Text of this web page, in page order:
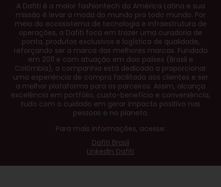
A Dafiti é a maior fashiontech da América Latina e sua
missão é levar a moda do mundo pra todo mundo. Por
meio do ecossistema de tecnologia e infraestrutura de
operações, a Dafiti foca em trazer uma curadoria de
ponta, produtos exclusivos e logística de qualidade,
reforçando ser a marca das melhores marcas. Fundada
em 2011 e com atuação em dois países (Brasil e
Colômbia), a companhia está dedicada a proporcionar
uma experiência de compra facilitada aos clientes e ser
a melhor plataforma para os parceiros. Assim, alcança
excelência em portfólio, custo-benefício e conveniência,
tudo com o cuidado em gerar impacto positivo nas
pessoas e no planeta.
Para mais informações, acesse:
Dafiti Brasil
LinkedIn Dafiti